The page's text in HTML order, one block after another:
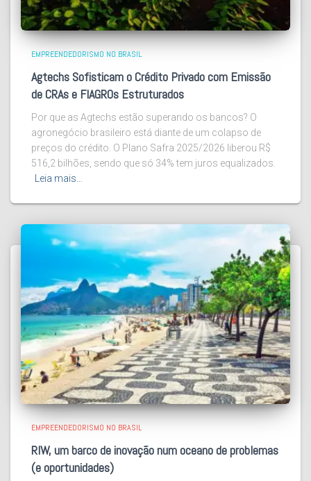
EMPREENDEDORISMO NO BRASIL
Agtechs Sofisticam o Crédito Privado com Emissão
de CRAs e FIAGROs Estruturados
Por que as Agtechs estão superando os bancos? O
agronegócio brasileiro está diante de um colapso de
preços do crédito. O Plano Safra 2025/2026 liberou R$
516,2 bilhões, sendo que só 34% tem juros equalizados.
Leia mais…
EMPREENDEDORISMO NO BRASIL
RIW, um barco de inovação num oceano de problemas
(e oportunidades)